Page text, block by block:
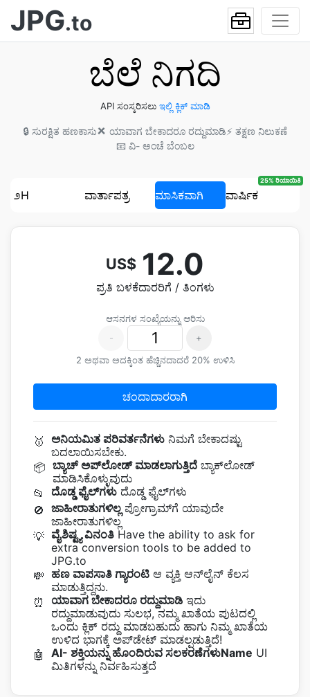
JPG.to
ಬೆಲೆ ನಿಗದಿ
API ಸಂಸ್ಕರಿಸಲು ಇಲ್ಲಿ ಕ್ಲಿಕ್ ಮಾಡಿ
🔒 ಸುರಕ್ಷಿತ ಹಣಕಾಸು❌ ಯಾವಾಗ ಬೇಕಾದರೂ ರದ್ದುಮಾಡಿ⚡ ತಕ್ಷಣ ನಿಲುಕಣೆ
📧 ವಿ- ಅಂಚೆ ಬೆಂಬಲ
೨H ವಾರ್ತಾಪತ್ರ ಮಾಸಿಕವಾಗಿ ವಾರ್ಷಿಕ
25% ರಿಯಾಯಿತಿ
US$ 12.0
ಪ್ರತಿ ಬಳಕೆದಾರರಿಗೆ / ತಿಂಗಳು
ಆಸನಗಳ ಸಂಖ್ಯೆಯನ್ನು ಆರಿಸು
-
+
2 ಅಥವಾ ಅದಕ್ಕಿಂತ ಹೆಚ್ಚಿನದಾದರೆ 20% ಉಳಿಸಿ
ಚಂದಾದಾರರಾಗಿ
🥇 ಅನಿಯಮಿತ ಪರಿವರ್ತನೆಗಳು ನಿಮಗೆ ಬೇಕಾದಷ್ಟು
ಬದಲಾಯಿಸಬೇಕು.
📦 ಬ್ಯಾಚ್ ಅಪ್‌ಲೋಡ್ ಮಾಡಲಾಗುತ್ತಿದೆ ಬ್ಯಾಕ್‌ಲೋಡ್‌
ಮಾಡಿಸಿಕೊಳ್ಳುವುದು
📂
ದೊಡ್ಡ ಫೈಲ್‌ಗಳು ದೊಡ್ಡ ಫೈಲ್‌ಗಳು
🚫 ಜಾಹೀರಾತುಗಳಿಲ್ಲ ಪ್ರೋಗ್ರಾಮ್‌ಗೆ ಯಾವುದೇ
ಜಾಹೀರಾತುಗಳಿಲ್ಲ
💡 ವೈಶಿಷ್ಟ್ಯ ವಿನಂತಿ Have the ability to ask for
extra conversion tools to be added to
JPG.to
💸 ಹಣ ವಾಪಸಾತಿ ಗ್ಯಾರಂಟಿ ಆ ವ್ಯಕ್ತಿ ಆನ್‌ಲೈನ್‌ ಕೆಲಸ
ಮಾಡುತ್ತಿದ್ದನು.
⏰
ಯಾವಾಗ ಬೇಕಾದರೂ ರದ್ದುಮಾಡಿ ಇದು
ರದ್ದುಮಾಡುವುದು ಸುಲಭ, ನಮ್ಮ ಖಾತೆಯ ಪುಟದಲ್ಲಿ
ಒಂದು ಕ್ಲಿಕ್ ರದ್ದು ಮಾಡಬಹುದು ಹಾಗು ನಿಮ್ಮ ಖಾತೆಯ
ಉಳಿದ ಭಾಗಕ್ಕೆ ಅಪ್‌ಡೇಟ್‌ ಮಾಡಲ್ಪಡುತ್ತಿದೆ!
🤖
AI- ಶಕ್ತಿಯನ್ನು ಹೊಂದಿರುವ ಸಲಕರಣೆಗಳುName UI
ಮಿತಿಗಳನ್ನು ನಿರ್ವಹಿಸುತ್ತದೆ